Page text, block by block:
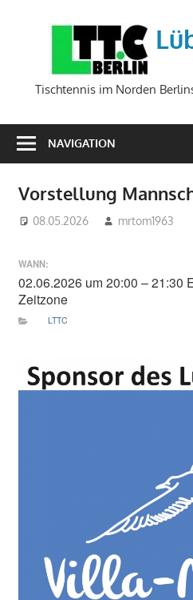
Tischtennis im Norden
NAVIGATION
Vorstellung
08.05.2026 mrtom1963
WANN:
02.06.2026 um 20:00 – 21:30
Zeitzone
LTTC